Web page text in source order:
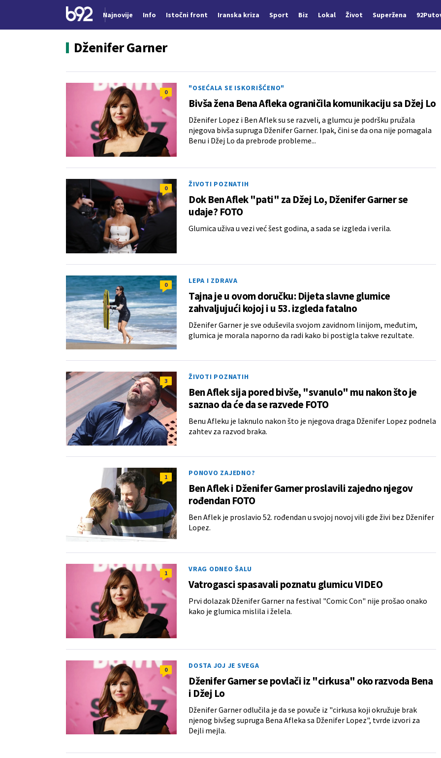
Najnovije Info Istočni front Iranska kriza Sport Biz Lokal Život Superžena
Dženifer Garner
0 "OSEĆALA SE ISKORIŠĆENO"
Bivša žena Bena Afleka ograničila komunikaciju sa Džej Lo
Dženifer Lopez i Ben Aflek su se razveli, a glumcu je podršku pružala
njegova bivša supruga Dženifer Garner. Ipak, čini se da ona nije pomagala
Benu i Džej Lo da prebrode probleme...
0 ŽIVOTI POZNATIH
Dok Ben Aflek "pati" za Džej Lo, Dženifer Garner se
udaje? FOTO
Glumica uživa u vezi već šest godina, a sada se izgleda i verila.
0 LEPA I ZDRAVA
Tajna je u ovom doručku: Dijeta slavne glumice
zahvaljujući kojoj i u 53. izgleda fatalno
Dženifer Garner je sve oduševila svojom zavidnom linijom, međutim,
glumica je morala naporno da radi kako bi postigla takve rezultate.
3 ŽIVOTI POZNATIH
Ben Aflek sija pored bivše, "svanulo" mu nakon što je
saznao da će da se razvede FOTO
Benu Afleku je laknulo nakon što je njegova draga Dženifer Lopez podnela
zahtev za razvod braka.
1 PONOVO ZAJEDNO?
Ben Aflek i Dženifer Garner proslavili zajedno njegov
rođendan FOTO
Ben Aflek je proslavio 52. rođendan u svojoj novoj vili gde živi bez Dženifer
Lopez.
1 VRAG ODNEO ŠALU
Vatrogasci spasavali poznatu glumicu VIDEO
Prvi dolazak Dženifer Garner na festival "Comic Con" nije prošao onako
kako je glumica mislila i želela.
0 DOSTA JOJ JE SVEGA
Dženifer Garner se povlači iz "cirkusa" oko razvoda Bena
i Džej Lo
Dženifer Garner odlučila je da se povuče iz "cirkusa koji okružuje brak
njenog bivšeg supruga Bena Afleka sa Dženifer Lopez", tvrde izvori za
Dejli mejla.